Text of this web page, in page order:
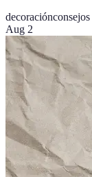
decoraciónconsejos
Aug 2